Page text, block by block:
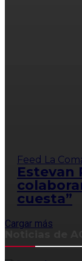
Feed La
Estevan
cuesta”
Cargar más